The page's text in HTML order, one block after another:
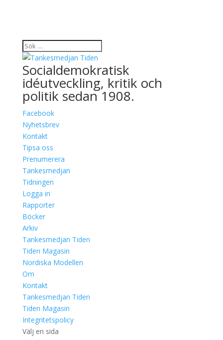
Socialdemokratisk
idéutveckling, kritik och
politik sedan 1908.
Facebook
Nyhetsbrev
Kontakt
Tipsa oss
Prenumerera
Tankesmedjan
Tidningen
Logga in
Rapporter
Böcker
Arkiv
Tankesmedjan Tiden
Tiden Magasin
Nordiska Modellen
Om
Kontakt
Tankesmedjan Tiden
Tiden Magasin
Integritetspolicy
Välj en sida